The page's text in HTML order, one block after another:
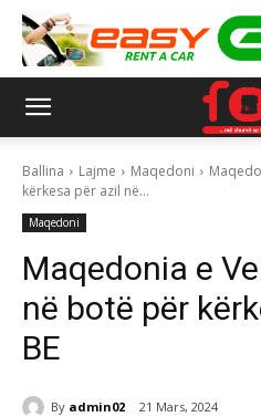
Ballina Lajme Maqedoni
kërkesa për azil në...
Maqedoni
Maqedonia e
në botë për
BE
By admin02 21 Mars, 2024